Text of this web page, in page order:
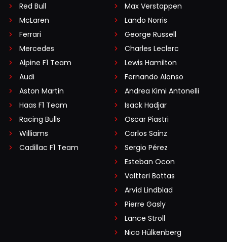
Red Bull
McLaren
Ferrari
Mercedes
Alpine F1 Team
Audi
Aston Martin
Haas F1 Team
Racing Bulls
Williams
Cadillac F1 Team
Max Verstappen
Lando Norris
George Russell
Charles Leclerc
Lewis Hamilton
Fernando Alonso
Andrea Kimi Antonelli
Isack Hadjar
Oscar Piastri
Carlos Sainz
Sergio Pérez
Esteban Ocon
Valtteri Bottas
Arvid Lindblad
Pierre Gasly
Lance Stroll
Nico Hülkenberg